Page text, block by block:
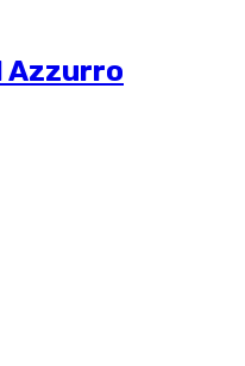
Azzurro